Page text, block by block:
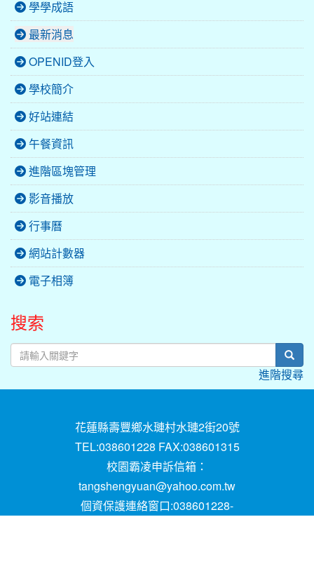
學學成語
最新消息
OPENID登入
學校簡介
好站連結
午餐資訊
進階區塊管理
影音播放
行事曆
網站計數器
電子相簿
搜索
進階搜尋
花蓮縣壽豐鄉水璉村水璉2街20號
TEL:038601228 FAX:038601315
校園霸凌申訴信箱：
tangshengyuan@yahoo.com.tw
個資保護連絡窗口:038601228-